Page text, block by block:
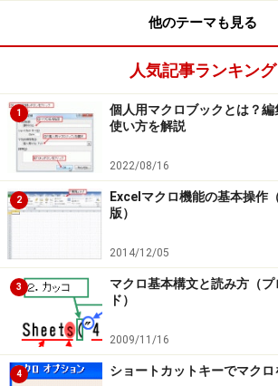
引数Sourceには、名前を変更したいフ
パスを指定します。ファイルの場所は
ている「コピー元フォルダパス」、フ
「旧ファイル名一覧」に入力されて
す。また、ファイル名一覧を7行目か
いくには、Do...Loopステートメントの
用して、「i行1列目のセル」を参照す
数Sourceは下図のように指定します。
ァイル名を「?」でつなぐことを忘れな
う。
他のテーマも見る
人気記事ランキング
1
個人用マクロブックとは？
使い方を解説
2022/08/16
2
Excelマクロ機能の基本操作
版）
2014/12/05
3
マクロ基本構文と読み方（
ド）
2009/11/16
4 ショートカットキーでマクロ